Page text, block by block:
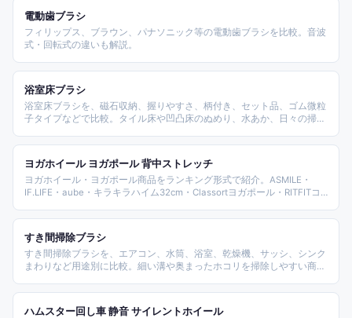
電動歯ブラシ
フィリップス、ブラウン、パナソニック等の電動歯ブラシを比較。音波
式・回転式の違いも解説。
浴室床ブラシ
浴室床ブラシを、磁石収納、握りやすさ、柄付き、セット品、ゴム微粒
子タイプなどで比較。タイル床や凹凸床のぬめり、水あか、日々の掃除
ヨガホイール ヨガポール 背中ストレッチ
ヨガホイール・ヨガポール商品をランキング形式で紹介。ASMILE・
IF.LIFE・aube・キラキラハイム32cm・Classortヨガポール・RITFITコ
で比較する。
すき間掃除ブラシ
すき間掃除ブラシを、エアコン、水筒、浴室、乾燥機、サッシ、シンク
まわりなど用途別に比較。細い溝や奥まったホコリを掃除しやすい商品
ハムスター回し車 静音 サイレントホイール